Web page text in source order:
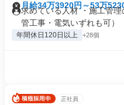
月給34万3920円～53万
求めている人材 ・施工管
管工事・電気いずれも可）
年間休日120日以上 +28個
正社員